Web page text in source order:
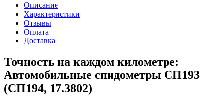
Описание
Характеристики
Отзывы
Оплата
Доставка
Точность на каждом километре:
Автомобильные спидометры СП193
(СП194, 17.3802)